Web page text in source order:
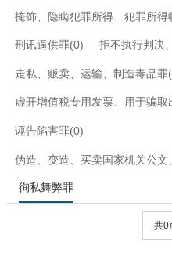
掩饰、隐瞒犯罪所得、犯罪所得
刑讯逼供罪(0) 拒不执行判决
走私、贩卖、运输、制造毒品罪
虚开增值税专用发票、用于骗
诬告陷害罪(0)
伪造、变造、买卖国家机关公
徇私舞弊罪
共0